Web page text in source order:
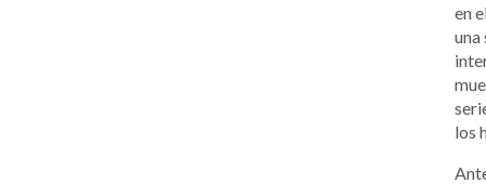
en
una
los